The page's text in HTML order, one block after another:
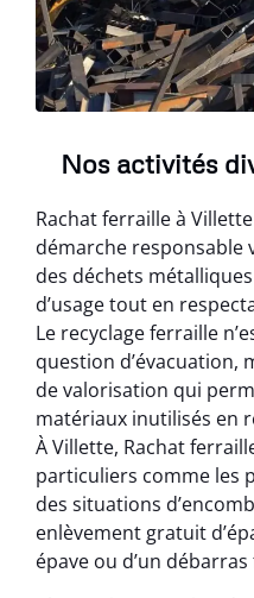
Nos activités
Rachat ferraille à
démarche responsable
des déchets
d’usage tout en
Le recyclage ferraille
question d’évacuation,
de valorisation qui
matériaux inutilisés en
À Villette, Rachat
particuliers comme les
des situations
enlèvement gratuit
épave ou d’un